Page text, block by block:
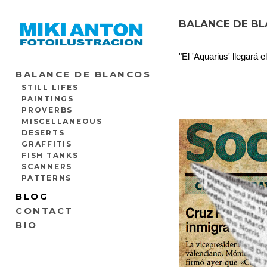
BALANCE DE BLANCOS
STILL LIFES
PAINTINGS
PROVERBS
MISCELLANEOUS
DESERTS
GRAFFITIS
FISH TANKS
SCANNERS
PATTERNS
BLOG
CONTACT
BIO
BALANCE DE
"El 'Aquarius' llegará